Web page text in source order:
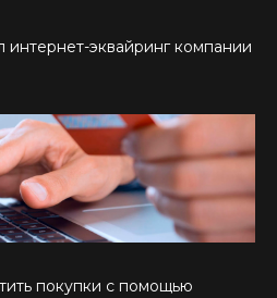
эквайринг компании
покупки с помощью